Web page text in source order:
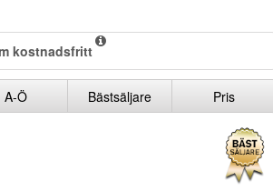
kostnadsfritt
A-Ö Bästsäljare Pris